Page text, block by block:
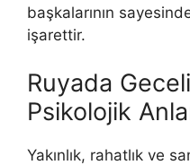
başkalarının
işarettir.
Ruyada
Psikolojik
Yakınlık, rahatlık ve